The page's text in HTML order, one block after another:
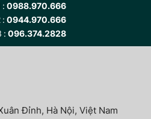
thần xây dựng, hợp
Làm ăn chân chính, nhưng
đồng hành cùng khách
thắng, cùng phát
viên của Việt Hưng
0988.970.666
0944.970.666
096.374.2828
Đỉnh, Hà Nội, Việt Nam